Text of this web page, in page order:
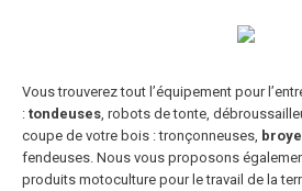
Vous trouverez tout l’équipement pour
: tondeuses, robots de tonte,
coupe de votre bois : tronçonneuses,
fendeuses. Nous vous proposons
produits motoculture pour le travail de la